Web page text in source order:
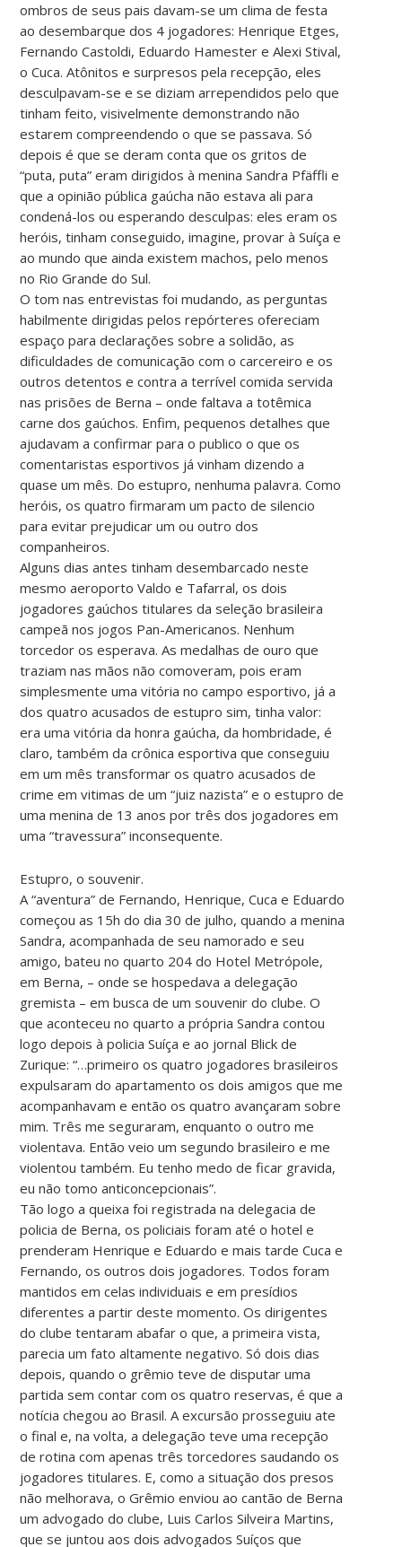
ombros de seus pais davam-se um clima de festa
ao desembarque dos 4 jogadores: Henrique Etges,
Fernando Castoldi, Eduardo Hamester e Alexi Stival,
o Cuca. Atônitos e surpresos pela recepção, eles
desculpavam-se e se diziam arrependidos pelo que
tinham feito, visivelmente demonstrando não
estarem compreendendo o que se passava. Só
depois é que se deram conta que os gritos de
“puta, puta” eram dirigidos à menina Sandra Pfäffli e
que a opinião pública gaúcha não estava ali para
condená-los ou esperando desculpas: eles eram os
heróis, tinham conseguido, imagine, provar à Suíça e
ao mundo que ainda existem machos, pelo menos
no Rio Grande do Sul.
O tom nas entrevistas foi mudando, as perguntas
habilmente dirigidas pelos repórteres ofereciam
espaço para declarações sobre a solidão, as
dificuldades de comunicação com o carcereiro e os
outros detentos e contra a terrível comida servida
nas prisões de Berna – onde faltava a totêmica
carne dos gaúchos. Enfim, pequenos detalhes que
ajudavam a confirmar para o publico o que os
comentaristas esportivos já vinham dizendo a
quase um mês. Do estupro, nenhuma palavra. Como
heróis, os quatro firmaram um pacto de silencio
para evitar prejudicar um ou outro dos
companheiros.
Alguns dias antes tinham desembarcado neste
mesmo aeroporto Valdo e Tafarral, os dois
jogadores gaúchos titulares da seleção brasileira
campeã nos jogos Pan-Americanos. Nenhum
torcedor os esperava. As medalhas de ouro que
traziam nas mãos não comoveram, pois eram
simplesmente uma vitória no campo esportivo, já a
dos quatro acusados de estupro sim, tinha valor:
era uma vitória da honra gaúcha, da hombridade, é
claro, também da crônica esportiva que conseguiu
em um mês transformar os quatro acusados de
crime em vitimas de um “juiz nazista” e o estupro de
uma menina de 13 anos por três dos jogadores em
uma “travessura” inconsequente.
Estupro, o souvenir.
A “aventura” de Fernando, Henrique, Cuca e Eduardo
começou as 15h do dia 30 de julho, quando a menina
Sandra, acompanhada de seu namorado e seu
amigo, bateu no quarto 204 do Hotel Metrópole,
em Berna, – onde se hospedava a delegação
gremista – em busca de um souvenir do clube. O
que aconteceu no quarto a própria Sandra contou
logo depois à policia Suíça e ao jornal Blick de
Zurique: “…primeiro os quatro jogadores brasileiros
expulsaram do apartamento os dois amigos que me
acompanhavam e então os quatro avançaram sobre
mim. Três me seguraram, enquanto o outro me
violentava. Então veio um segundo brasileiro e me
violentou também. Eu tenho medo de ficar gravida,
eu não tomo anticoncepcionais”.
Tão logo a queixa foi registrada na delegacia de
policia de Berna, os policiais foram até o hotel e
prenderam Henrique e Eduardo e mais tarde Cuca e
Fernando, os outros dois jogadores. Todos foram
mantidos em celas individuais e em presídios
diferentes a partir deste momento. Os dirigentes
do clube tentaram abafar o que, a primeira vista,
parecia um fato altamente negativo. Só dois dias
depois, quando o grêmio teve de disputar uma
partida sem contar com os quatro reservas, é que a
notícia chegou ao Brasil. A excursão prosseguiu ate
o final e, na volta, a delegação teve uma recepção
de rotina com apenas três torcedores saudando os
jogadores titulares. E, como a situação dos presos
não melhorava, o Grêmio enviou ao cantão de Berna
um advogado do clube, Luis Carlos Silveira Martins,
que se juntou aos dois advogados Suíços que